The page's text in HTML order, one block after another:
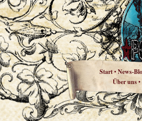
Start•News-
Über uns•